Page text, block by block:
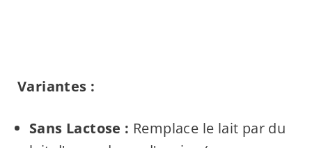
Variantes :
Sans Lactose : Remplace le lait par du